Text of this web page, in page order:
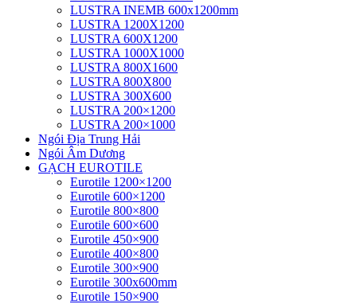
LUSTRA INEMB 600x1200mm
LUSTRA 1200X1200
LUSTRA 600X1200
LUSTRA 1000X1000
LUSTRA 800X1600
LUSTRA 800X800
LUSTRA 300X600
LUSTRA 200×1200
LUSTRA 200×1000
Ngói Địa Trung Hải
Ngói Âm Dương
GẠCH EUROTILE
Eurotile 1200×1200
Eurotile 600×1200
Eurotile 800×800
Eurotile 600×600
Eurotile 450×900
Eurotile 400×800
Eurotile 300×900
Eurotile 300x600mm
Eurotile 150×900